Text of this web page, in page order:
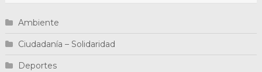
Ambiente
Ciudadanía – Solidaridad
Deportes